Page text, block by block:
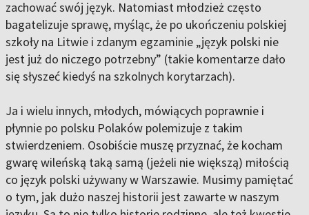
zachować swój język. Natomiast młodzież często
bagatelizuje sprawę, myśląc, że po ukończeniu polskiej
szkoły na Litwie i zdanym egzaminie „język polski nie
jest już do niczego potrzebny” (takie komentarze dało
się słyszeć kiedyś na szkolnych korytarzach).
Ja i wielu innych, młodych, mówiących poprawnie i
płynnie po polsku Polaków polemizuje z takim
stwierdzeniem. Osobiście muszę przyznać, że kocham
gwarę wileńską taką samą (jeżeli nie większą) miłością
co język polski używany w Warszawie. Musimy pamiętać
o tym, jak dużo naszej historii jest zawarte w naszym